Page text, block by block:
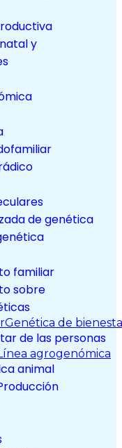
y
de genética
familiar
sobre
Genética de
de las personas
agrogenómica
animal